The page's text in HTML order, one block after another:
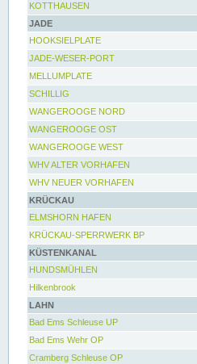
KOTTHAUSEN
JADE
HOOKSIELPLATE
JADE-WESER-PORT
MELLUMPLATE
SCHILLIG
WANGEROOGE NORD
WANGEROOGE OST
WANGEROOGE WEST
WHV ALTER VORHAFEN
WHV NEUER VORHAFEN
KRÜCKAU
ELMSHORN HAFEN
KRÜCKAU-SPERRWERK BP
KÜSTENKANAL
HUNDSMÜHLEN
Hilkenbrook
LAHN
Bad Ems Schleuse UP
Bad Ems Wehr OP
Cramberg Schleuse OP